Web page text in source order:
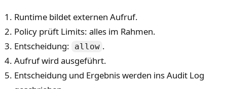
Runtime bildet externen Aufruf.
Policy prüft Limits: alles im Rahmen.
Entscheidung:
allow .
Aufruf wird ausgeführt.
Entscheidung und Ergebnis werden ins Audit Log